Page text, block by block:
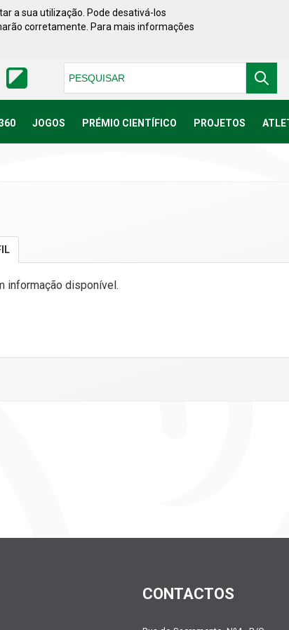
a sua utilização. Pode desativá-los
corretamente. Para mais informações
JOGOS PRÉMIO CIENTÍFICO PROJETOS
informação disponível.
CONTACTOS